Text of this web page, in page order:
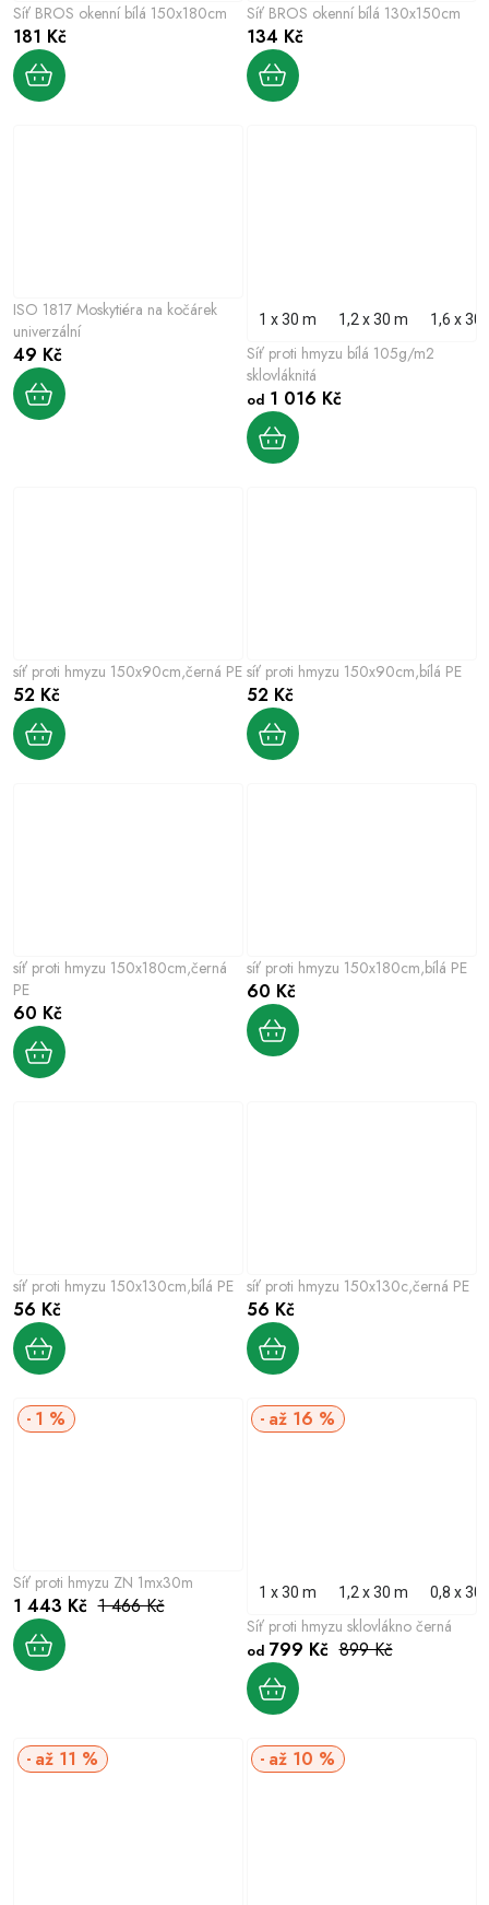
Síť BROS okenní bílá 150x180cm
181 Kč
Síť BROS okenní bílá 130x150cm
134 Kč
ISO 1817 Moskytiéra na kočárek
univerzální
49 Kč
Síť proti hmyzu bílá 105g/m2
sklovláknitá
1 x 30 m 1,2 x 30 m 1,6 x 30
od1 016 Kč
síť proti hmyzu 150x90cm,černá PE
52 Kč
síť proti hmyzu 150x90cm,bílá PE
52 Kč
síť proti hmyzu 150x180cm,černá
PE
60 Kč
síť proti hmyzu 150x180cm,bílá PE
60 Kč
síť proti hmyzu 150x130cm,bílá PE
56 Kč
síť proti hmyzu 150x130c,černá PE
56 Kč
Síť proti hmyzu ZN 1mx30m
1 %
1 443 Kč 1 466 Kč
Síť proti hmyzu sklovlákno černá
až 16 %
1 x 30 m 1,2 x 30 m 0,8 x 30
od799 Kč 899 Kč
až 11 % až 10 %